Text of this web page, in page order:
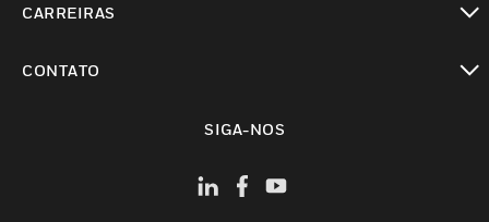
CARREIRAS
CONTATO
SIGA-NOS